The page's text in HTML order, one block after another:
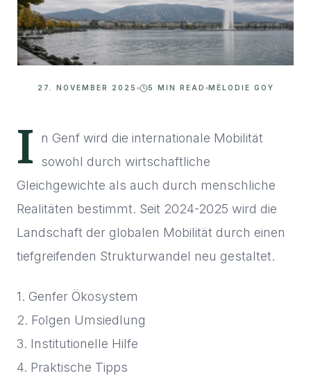
27. NOVEMBER 2025 5 MIN READ MÉLODIE GOY
I
n Genf wird die internationale Mobilität
sowohl durch wirtschaftliche
Gleichgewichte als auch durch menschliche
Realitäten bestimmt. Seit 2024-2025 wird die
Landschaft der globalen Mobilität durch einen
tiefgreifenden Strukturwandel neu gestaltet.
1. Genfer Ökosystem
2. Folgen Umsiedlung
3. Institutionelle Hilfe
4. Praktische Tipps